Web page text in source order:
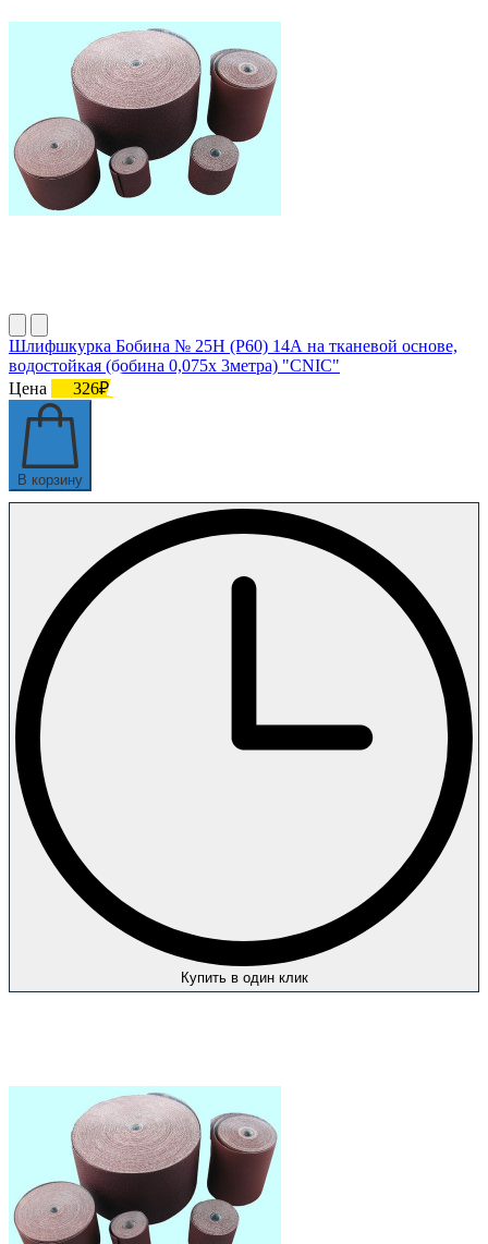
Шлифшкурка Бобина № 25Н (P60) 14А на тканевой основе,
водостойкая (бобина 0,075х 3метра) "CNIC"
Цена
326₽
В корзину
Купить в один клик